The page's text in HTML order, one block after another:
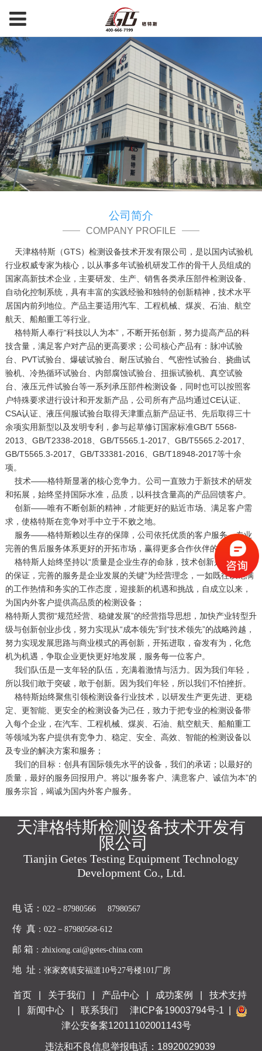
公司简介
COMPANY PROFILE
天津格特斯（GTS）检测设备技术开发有限公司，是以国内试验机
行业权威专家为核心，以从事多年试验机研发工作的骨干人员组成的
国家高新技术企业，主要研发、生产、销售各类承压部件检测设备、
自动化控制系统，具有丰富的实践经验和独特的创新精神，技术水平
居国内前列地位。产品主要适用汽车、工程机械、煤炭、石油、航空
航天、船舶重工等行业。
格特斯人奉行“科技以人为本”，不断开拓创新，努力提高产品的科
技含量，满足客户对产品的更高要求；公司核心产品有：脉冲试验
台、PVT试验台、爆破试验台、耐压试验台、气密性试验台、挠曲试
验机、冷热循环试验台、内部腐蚀试验台、扭振试验机、真空试验
台、液压元件试验台等一系列承压部件检测设备，同时也可以按照客
户特殊要求进行设计和开发新产品，公司所有产品均通过CE认证、
CSA认证、液压伺服试验台取得天津重点新产品证书、先后取得三十
余项实用新型以及发明专利，参与起草修订国家标准GB/T 5568-
2013、GB/T2338-2018、GB/T5565.1-2017、GB/T5565.2-2017、
GB/T5565.3-2017、GB/T33381-2016、GB/T18948-2017等十余
项。
技术――格特斯显著的核心竞争力。公司一直致力于新技术的研发
和拓展，始终坚持国际水准，品质，以科技含量高的产品回馈客户。
创新――唯有不断创新的精神，才能更好的贴近市场、满足客户需
求，使格特斯在竞争对手中立于不败之地。
服务――格特斯赖以生存的保障，公司依托优质的客户服务、专业
完善的售后服务体系更好的开拓市场，赢得更多合作伙伴的认可。
格特斯人始终坚持以“质量是企业生存的命脉，技术创新是企业成功
的保证，完善的服务是企业发展的关键”为经营理念，一如既往以饱满
的工作热情和务实的工作态度，迎接新的机遇和挑战，自成立以来，
为国内外客户提供高品质的检测设备；
格特斯人贯彻“规范经营、稳健发展”的经营指导思想，加快产业转型升
级与创新创业步伐，努力实现从“成本领先”到“技术领先”的战略跨越，
努力实现发展思路与商业模式的再创新，开拓进取，奋发有为，化危
机为机遇，争取企业更快更好地发展，服务每一位客户。
我们队伍是一支年轻的队伍，充满着激情与活力。因为我们年轻，
所以我们敢于突破，敢于创新。因为我们年轻，所以我们不怕挫折。
格特斯始终聚焦引领检测设备行业技术，以研发生产更先进、更稳
定、更智能、更安全的检测设备为己任，致力于把专业的检测设备带
入每个企业，在汽车、工程机械、煤炭、石油、航空航天、船舶重工
等领域为客户提供有竞争力、稳定、安全、高效、智能的检测设备以
及专业的解决方案和服务；
我们的目标：创具有国际领先水平的设备，我们的承诺；以最好的
质量，最好的服务回报用户。将以“服务客户、满意客户、诚信为本”的
服务宗旨，竭诚为国内外客户服务。
天津格特斯检测设备技术开发有
限公司
Tianjin Getes Testing Equipment Technology
Development Co., Ltd.
电 话： 022－87980566 87980567
传 真：022－87980568-612
邮 箱 ：zhixiong.cai@getes-china.com
地 址 ：张家窝镇安福道10号27号楼101厂房
首页 关于我们 产品中心 成功案例
技术支持
新闻中心| 联系我们 津ICP备19003794号-1
津公安备案12011102001143号
违法和不良信息举报电话：18920029039